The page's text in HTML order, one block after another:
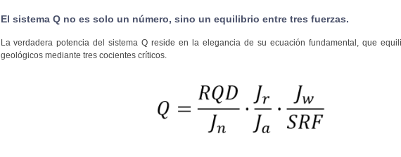
El sistema Q no es solo un número, sino un equilibrio entre tres fuerzas.
La verdadera potencia del sistema Q reside en la elegancia de su ecuación fundamental, que
geológicos mediante tres cocientes críticos.